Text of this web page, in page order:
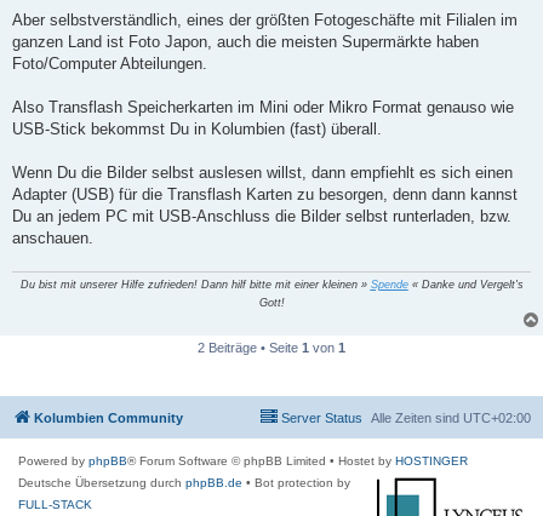
i
r
a
Aber selbstverständlich, eines der größten Fotogeschäfte mit Filialen im
ganzen Land ist Foto Japon, auch die meisten Supermärkte haben
Foto/Computer Abteilungen.
Also Transflash Speicherkarten im Mini oder Mikro Format genauso wie
USB-Stick bekommst Du in Kolumbien (fast) überall.
Wenn Du die Bilder selbst auslesen willst, dann empfiehlt es sich einen
Adapter (USB) für die Transflash Karten zu besorgen, denn dann kannst
Du an jedem PC mit USB-Anschluss die Bilder selbst runterladen, bzw.
anschauen.
Du bist mit unserer Hilfe zufrieden! Dann hilf bitte mit einer kleinen » Spende« Danke und Vergelt's
Gott!
2 Beiträge • Seite 1 von 1
Kolumbien Community Alle Zeiten sind UTC+02:00
Server Status
Powered by phpBB® Forum Software © phpBB Limited • Hostet by HOSTINGER
Deutsche Übersetzung durch phpBB.de • Bot protection by
FULL-STACK